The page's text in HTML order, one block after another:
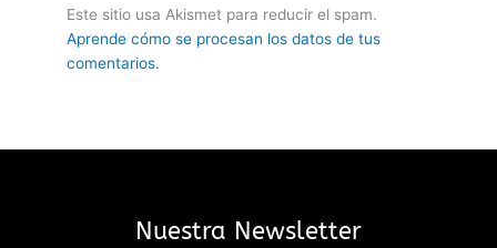
Este sitio usa Akismet para reducir el spam.
Aprende cómo se procesan los datos de tus
comentarios.
Nuestra Newsletter